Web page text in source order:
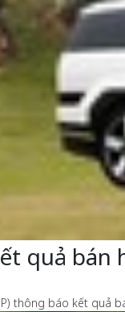
quả
thông báo kết